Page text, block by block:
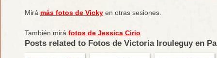
Mirá más fotos de Vicky en otras sesiones.
También mirá fotos de Jessica Cirio
Posts related to Fotos de Victoria Irouleguy en